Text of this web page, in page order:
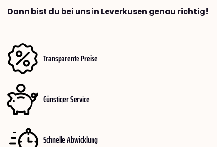
Dann bist du bei uns in Leverkusen genau richtig!
Transparente Preise
Günstiger Service
Schnelle Abwicklung